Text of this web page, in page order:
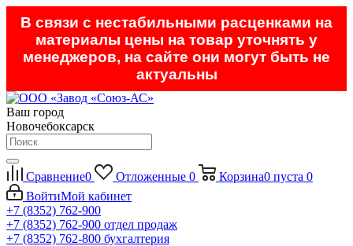
В связи с нестабильными расценками на
материалы цены на товар уточнять у
менеджеров, на сайте они могут быть не
актуальны
Ваш город
Новочебоксарск
Сравнение0 Отложенные 0 Корзина0 пуста 0
ВойтиМой кабинет
+7 (8352) 762-900
+7 (8352) 762-900 отдел продаж
+7 (8352) 762-800 бухгалтерия